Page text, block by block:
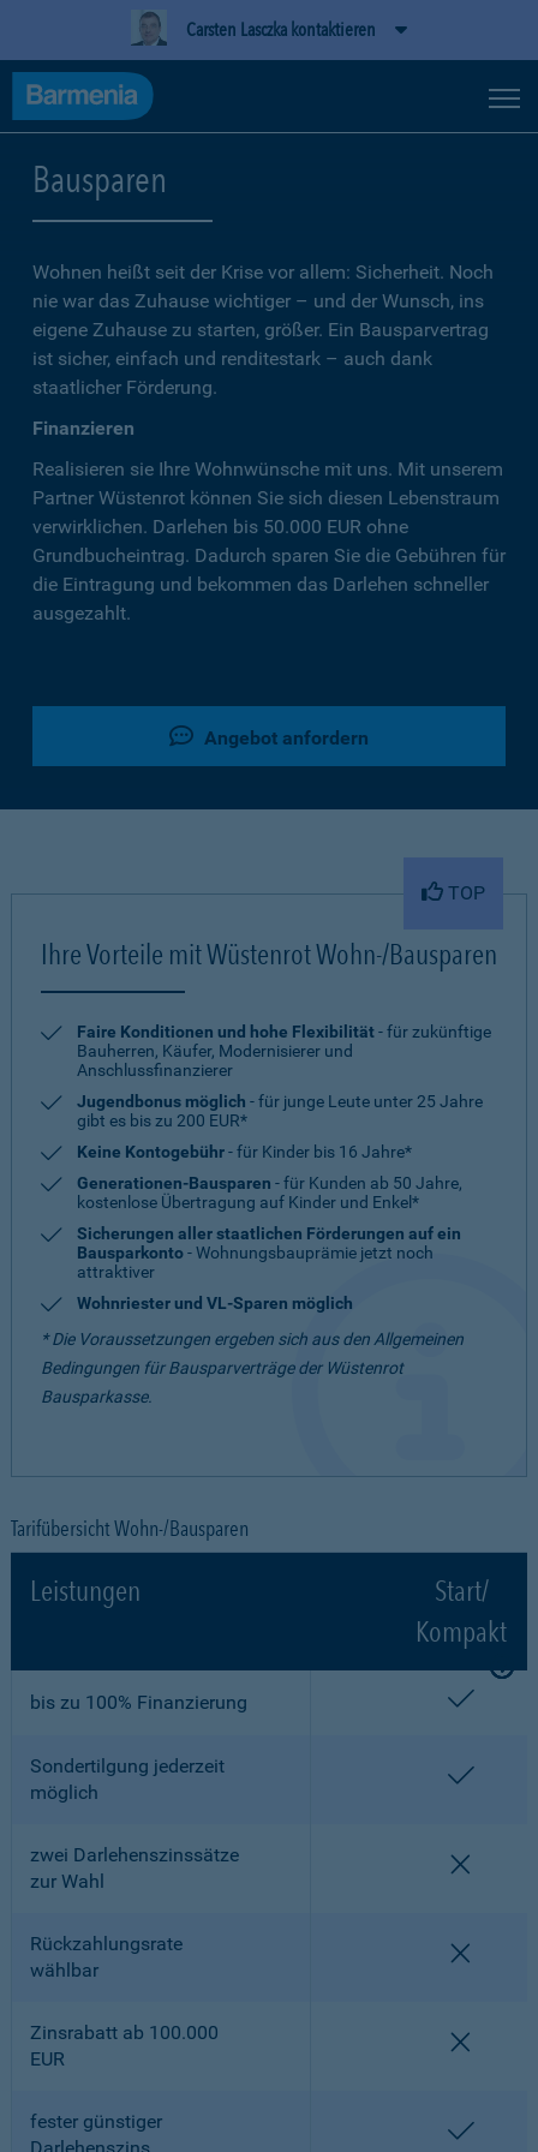
Carsten Lasczka kontaktieren
Bausparen
Wohnen heißt seit der Krise vor allem: Sicherheit. Noch
nie war das Zuhause wichtiger – und der Wunsch, ins
eigene Zuhause zu starten, größer. Ein Bausparvertrag
ist sicher, einfach und renditestark – auch dank
staatlicher Förderung.
Finanzieren
Realisieren sie Ihre Wohnwünsche mit uns. Mit unserem
Partner Wüstenrot können Sie sich diesen Lebenstraum
verwirklichen. Darlehen bis 50.000 EUR ohne
Grundbucheintrag. Dadurch sparen Sie die Gebühren für
die Eintragung und bekommen das Darlehen schneller
ausgezahlt.
Angebot anfordern
TOP
Ihre Vorteile mit Wüstenrot Wohn-/Bausparen
Faire Konditionen und hohe Flexibilität- für zukünftige
Bauherren, Käufer, Modernisierer und
Anschlussfinanzierer
Jugendbonus möglich - für junge Leute unter 25 Jahre
gibt es bis zu 200 EUR*
Keine Kontogebühr- für Kinder bis 16 Jahre*
Generationen-Bausparen - für Kunden ab 50 Jahre,
kostenlose Übertragung auf Kinder und Enkel*
Sicherungen aller staatlichen Förderungen auf ein
Bausparkonto- Wohnungsbauprämie jetzt noch
attraktiver
Wohnriester und VL-Sparen möglich
* Die Voraussetzungen ergeben sich aus den Allgemeinen
Bedingungen für Bausparverträge der Wüstenrot
Bausparkasse.
Tarifübersicht Wohn-/Bausparen
Leistungen
Start/
Kompakt
bis zu 100% Finanzierung
Sondertilgung jederzeit
möglich
zwei Darlehenszinssätze
zur Wahl
Rückzahlungsrate
wählbar
Zinsrabatt ab 100.000
EUR
fester günstiger